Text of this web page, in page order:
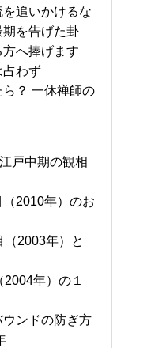
追いかけるな
を告げた卦
へ捧げます
占わず
？ 一休禅師の
戸中期の観相
2010年）のお
（2003年）と
年）の１
ンドの防ぎ方